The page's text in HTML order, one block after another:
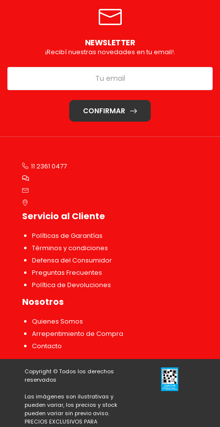
NEWSLETTER
¡Recibí nuestras novedades en tu email!.
CONFIRMAR
11 2361 0477
Servicio al Cliente
Políticas de Garantías
Términos y condiciones
Defensa del Consumidor
Preguntas Frecuentes
Política de Devoluciones
Nosotros
Quienes Somos
Arrepentimiento de Compra
Contacto
Copyright ©Todos los derechos
reservados
Las imágenes son ilustrativas y
pueden variar, los precios y stock
pueden variar sin previo aviso.
PRECIOS EXCLUSIVOS PARA